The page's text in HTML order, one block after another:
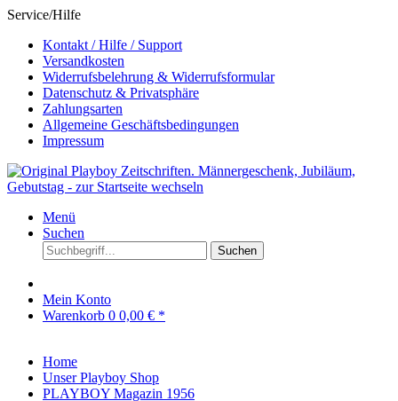
Service/Hilfe
Kontakt / Hilfe / Support
Versandkosten
Widerrufsbelehrung & Widerrufsformular
Datenschutz & Privatsphäre
Zahlungsarten
Allgemeine Geschäftsbedingungen
Impressum
Menü
Suchen
Suchen
Mein Konto
Warenkorb 0 0,00 € *
Home
Unser Playboy Shop
PLAYBOY Magazin 1956